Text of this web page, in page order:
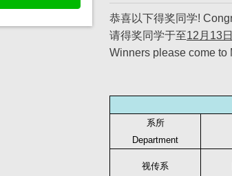
恭喜以下得奖同学!
请得奖同学于至12月13
Winners please come to
系所
Department
视传系